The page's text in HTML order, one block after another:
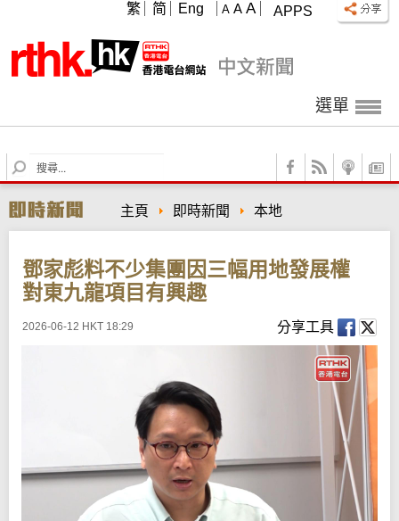
APPS
A A A
繁 简 Eng
選單
S
e
r
c
主頁 即時新聞 本地
鄧家彪料不少集團因三幅用地發展權
對東九龍項目有興趣
2026-06-12 HKT 18:29 分享工具